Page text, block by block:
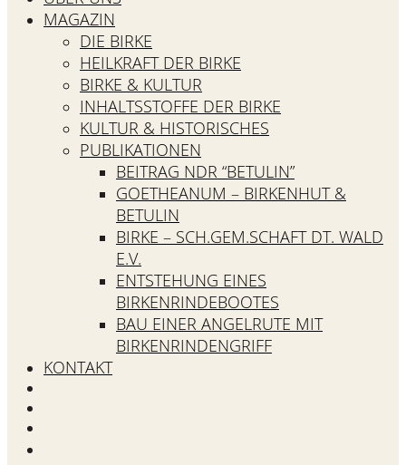
MAGAZIN
DIE BIRKE
HEILKRAFT DER BIRKE
BIRKE & KULTUR
INHALTSSTOFFE DER BIRKE
KULTUR & HISTORISCHES
PUBLIKATIONEN
BEITRAG NDR “BETULIN”
GOETHEANUM – BIRKENHUT &
BETULIN
BIRKE – SCH.GEM.SCHAFT DT. WALD
E.V.
ENTSTEHUNG EINES
BIRKENRINDEBOOTES
BAU EINER ANGELRUTE MIT
BIRKENRINDENGRIFF
KONTAKT